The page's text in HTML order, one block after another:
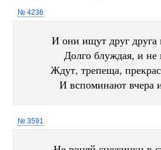
№ 4236
И они ищут друг друга
Долго блуждая, и не
Ждут, трепеща,
И вспоминают вчера
№ 3591